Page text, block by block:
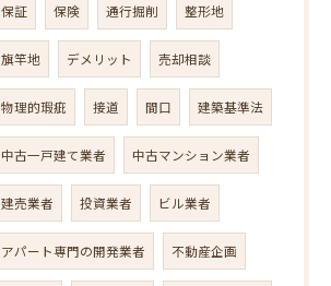
保証 保険 通行掘削 整形地
旗竿地 デメリット 売却相談
物理的瑕疵 接道 間口 建築基準法
中古一戸建て業者 中古マンション業者
建売業者 投資業者 ビル業者
アパート専門の開発業者 不動産企画